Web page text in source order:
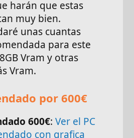
harán que estas
muy bien.
unas cuantas
para este
Vram y otras
Vram.
por 600€
600€:Ver el PC
con grafica